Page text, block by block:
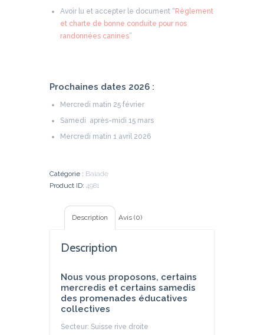
Avoir lu et accepter le document “Règlement
et charte de bonne conduite pour nos
randonnées canines”
Prochaines dates 2026 :
Mercredi matin 25 février
Samedi après-midi 15 mars
Mercredi matin 1 avril 2026
Catégorie : Balade
Product ID: 4981
Description Avis (0)
Description
Nous vous proposons, certains
mercredis et certains samedis
des promenades éducatives
collectives
Secteur: Suisse rive droite